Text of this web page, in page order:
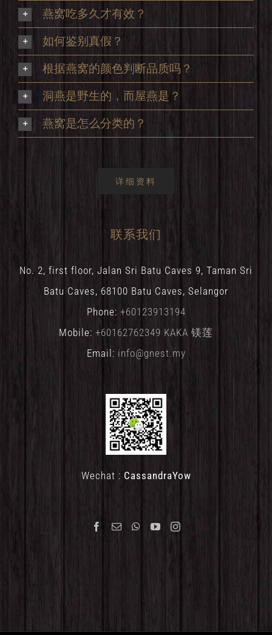
燕窝吃多久才有效？
如何鉴别真假？
根据燕窝的颜色判断品质吗？
洞燕是野生的，而屋燕是？
燕窝是怎么分类的？
详细资料
联系我们
No. 2, first floor, Jalan Sri Batu Caves 9, Taman Sri
Batu Caves, 68100 Batu Caves, Selangor
Phone: +60123913194
Mobile: +60162762349 KAKA 镁莲
Email: info@gnest.my
Wechat : CassandraYow